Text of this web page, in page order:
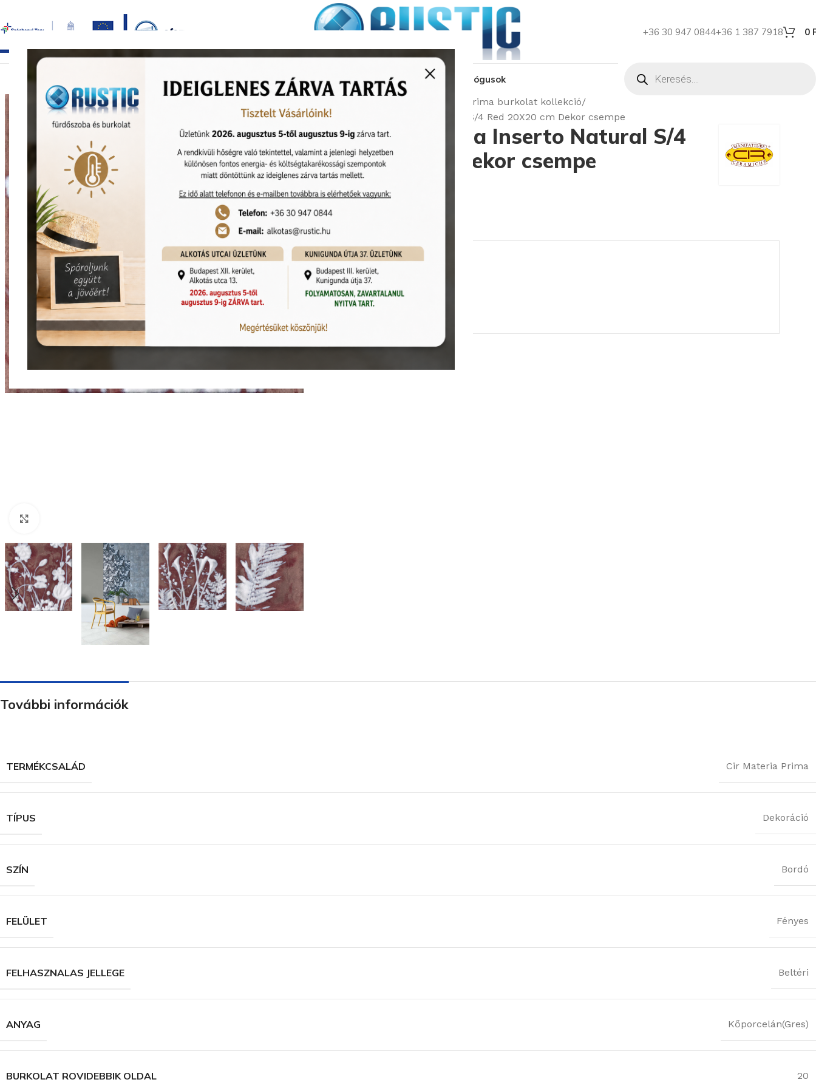
+36 30 947 0844+36 1 387 7918 0
termékek képgalériabemutatkozásüzleteink látványtervezés pályázat katalógusok
Cir Materia Prima burkolat kollekció
Cir Materia Prima Inserto Natural S/4 Red 20X20 cm Dekor csempe
Cir Materia Prima Inserto Natural S/4
Red 20X20 cm Dekor csempe
Cikkszám:CIR/1070839
Képgaléria
6 080
Rendelhető (2-3 hét)
További információk
TERMÉKCSALÁD Cir Materia Prima
TÍPUS Dekoráció
SZÍN Bordó
FELÜLET Fényes
FELHASZNALAS JELLEGE Beltéri
ANYAG Kőporcelán(Gres)
BURKOLAT ROVIDEBBIK OLDAL 20